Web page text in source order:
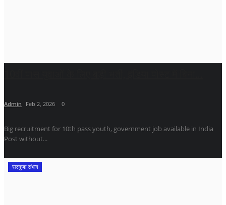
Admin Feb 2, 2026 0
Big recruitment for 10th pass youth, government job available in India
Post without...
सरगुजा संभाग